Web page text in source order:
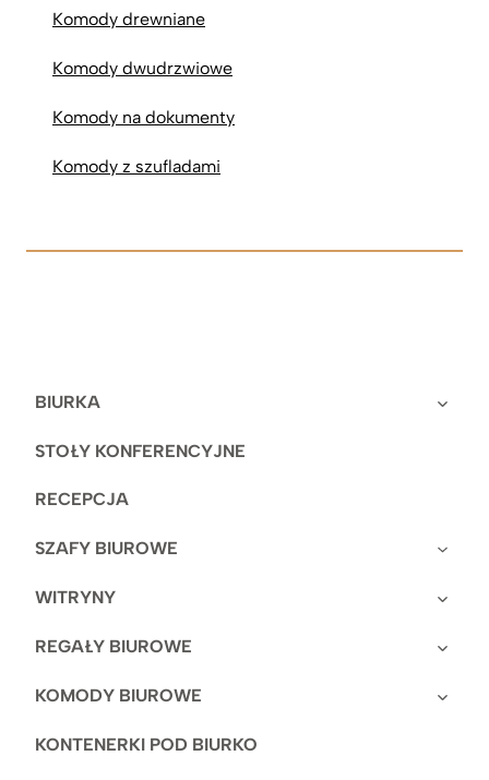
BIURKA
STOŁY KONFERENCYJNE
RECEPCJA
SZAFY BIUROWE
WITRYNY
REGAŁY BIUROWE
KOMODY BIUROWE
KONTENERKI POD BIURKO
Komody drewniane
Komody dwudrzwiowe
Komody na dokumenty
Komody z szufladami